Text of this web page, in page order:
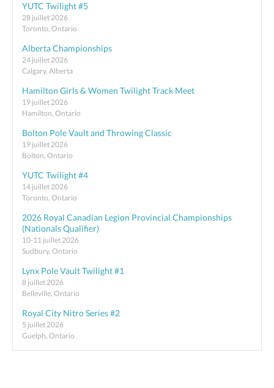
YUTC Twilight #5
28 juillet 2026
Toronto, Ontario
Alberta Championships
24 juillet 2026
Calgary, Alberta
Hamilton Girls & Women Twilight Track Meet
19 juillet 2026
Hamilton, Ontario
Bolton Pole Vault and Throwing Classic
19 juillet 2026
Bolton, Ontario
YUTC Twilight #4
14 juillet 2026
Toronto, Ontario
2026 Royal Canadian Legion Provincial Championships
(Nationals Qualifier)
10-11 juillet 2026
Sudbury, Ontario
Lynx Pole Vault Twilight #1
8 juillet 2026
Belleville, Ontario
Royal City Nitro Series #2
5 juillet 2026
Guelph, Ontario